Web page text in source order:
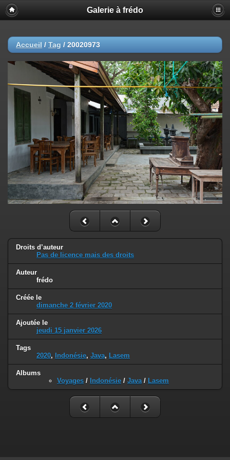
Galerie à frédo
Accueil / Tag / 20020973
Droits d’auteur
Pas de licence mais des droits
Auteur
frédo
Créée le
dimanche 2 février 2020
Ajoutée le
jeudi 15 janvier 2026
Tags
2020, Indonésie, Java, Lasem
Albums
Voyages / Indonésie / Java / Lasem